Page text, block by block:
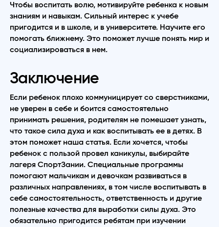
Чтобы воспитать волю, мотивируйте ребенка к новым
знаниям и навыкам. Сильный интерес к учебе
пригодится и в школе, и в университете. Научите его
помогать ближнему. Это поможет лучше понять мир и
социализироваться в нем.
Заключение
Если ребенок плохо коммуницирует со сверстниками,
не уверен в себе и боится самостоятельно
принимать решения, родителям не помешает узнать,
что такое сила духа и как воспитывать ее в детях. В
этом поможет наша статья. Если хочется, чтобы
ребенок с пользой провел каникулы, выбирайте
лагеря СпортЗании. Специальные программы
помогают мальчикам и девочкам развиваться в
различных направлениях, в том числе воспитывать в
себе самостоятельность, ответственность и другие
полезные качества для выработки силы духа. Это
обязательно пригодится ребятам при изучении